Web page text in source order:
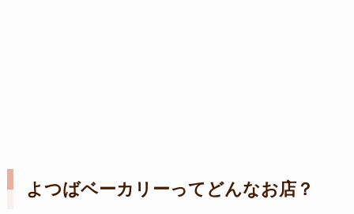
よつばベーカリーってどんなお店？